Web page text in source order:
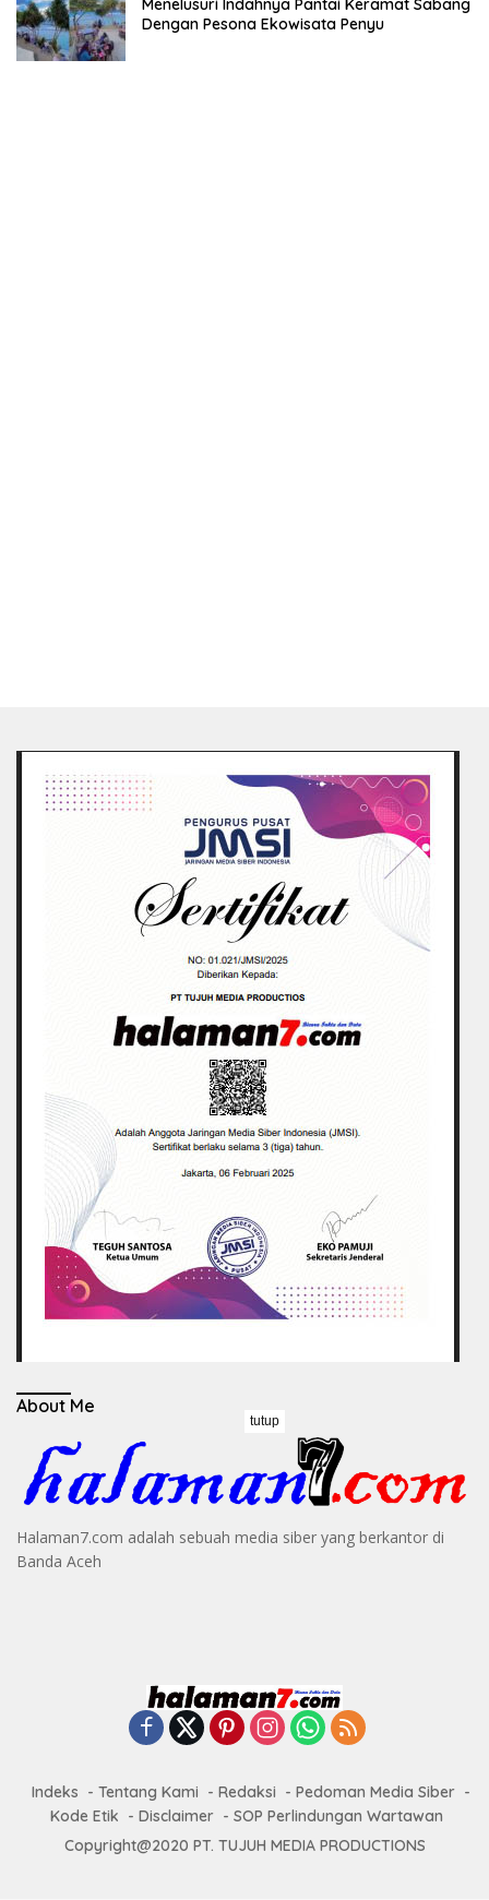
Dengan Pesona Ekowisata Penyu
About Me
Halaman7.com adalah sebuah media siber yang berkantor di
Banda Aceh
Indeks Tentang Kami Redaksi
Pedoman Media Siber
Kode Etik
Disclaimer
SOP Perlindungan Wartawan
Copyright@2020 PT. TUJUH MEDIA PRODUCTIONS
tutup